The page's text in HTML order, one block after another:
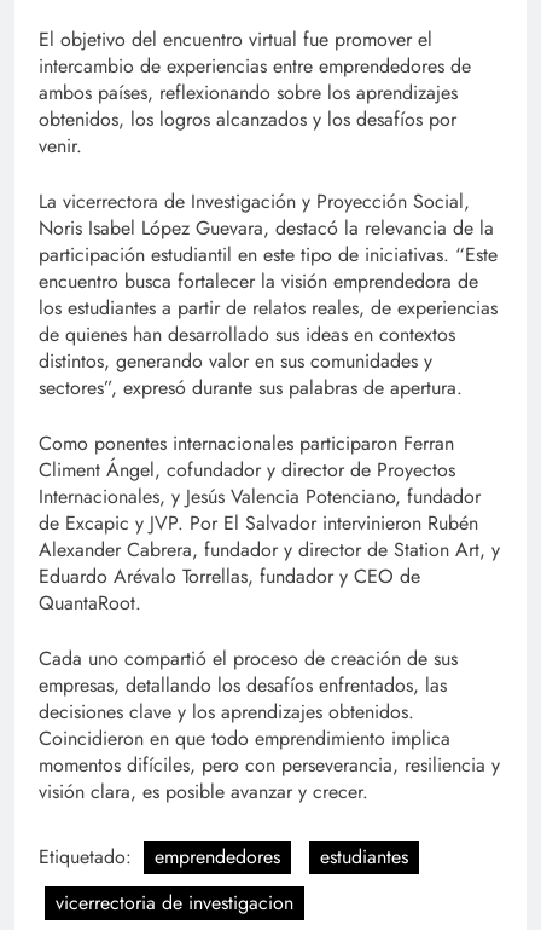
El objetivo del encuentro virtual fue promover el
intercambio de experiencias entre emprendedores de
ambos países, reflexionando sobre los aprendizajes
obtenidos, los logros alcanzados y los desafíos por
venir.
La vicerrectora de Investigación y Proyección Social,
Noris Isabel López Guevara, destacó la relevancia de la
participación estudiantil en este tipo de iniciativas. “Este
encuentro busca fortalecer la visión emprendedora de
los estudiantes a partir de relatos reales, de experiencias
de quienes han desarrollado sus ideas en contextos
distintos, generando valor en sus comunidades y
sectores”, expresó durante sus palabras de apertura.
Como ponentes internacionales participaron Ferran
Climent Ángel, cofundador y director de Proyectos
Internacionales, y Jesús Valencia Potenciano, fundador
de Excapic y JVP. Por El Salvador intervinieron Rubén
Alexander Cabrera, fundador y director de Station Art, y
Eduardo Arévalo Torrellas, fundador y CEO de
QuantaRoot.
Cada uno compartió el proceso de creación de sus
empresas, detallando los desafíos enfrentados, las
decisiones clave y los aprendizajes obtenidos.
Coincidieron en que todo emprendimiento implica
momentos difíciles, pero con perseverancia, resiliencia y
visión clara, es posible avanzar y crecer.
Etiquetado: emprendedores
estudiantes
vicerrectoria de investigacion